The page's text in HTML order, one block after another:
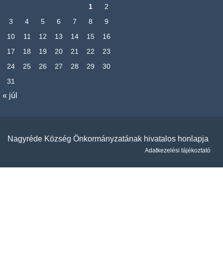
1
2
3
4 5 6 7 8
9
10
11 12 13 14 15
16
17
18 19 20 21 22
23
24
25 26 27 28 29
30
31
« júl
Nagyréde Község Önkormányzatának hivatalos honlapja
Adatkezelési tájékoztató